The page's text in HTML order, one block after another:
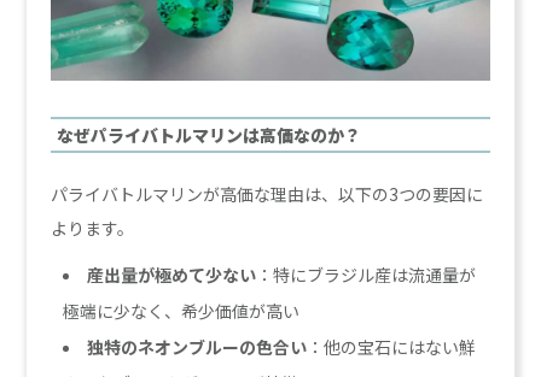
なぜパライバトルマリンは高価なのか？
パライバトルマリンが高価な理由は、以下の3つの要因に
よります。
産出量が極めて少ない ：特にブラジル産は流通量が
極端に少なく、希少価値が高い
独特のネオンブルーの色合い ：他の宝石にはない鮮